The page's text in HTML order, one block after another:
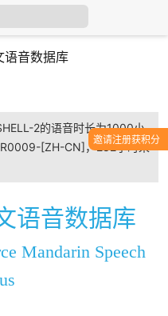
语音数据库
2的语音时长为1000小
[ZH-CN]，282小时来
语音数据库
Mandarin Speech
邀请注册获积分